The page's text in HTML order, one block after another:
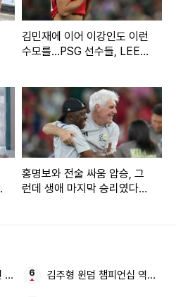
김민재에 이어 이강인도 이런
수모를…PSG 선수들, LEE
홍명보와 전술 싸움 압승, 그
런데 생애 마지막 승리였다
니폼 이적 선택할 수도
김주형 윈덤 챔피언십 역전 우